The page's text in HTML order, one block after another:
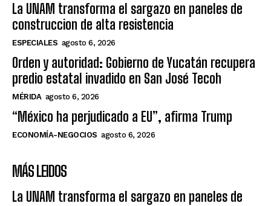
La UNAM transforma el sargazo en paneles de
construccion de alta resistencia
ESPECIALES agosto 6, 2026
Orden y autoridad: Gobierno de Yucatán recupera
predio estatal invadido en San José Tecoh
MÉRIDA agosto 6, 2026
“México ha perjudicado a EU”, afirma Trump
ECONOMÍA-NEGOCIOS agosto 6, 2026
MÁS LEIDOS
La UNAM transforma el sargazo en paneles de